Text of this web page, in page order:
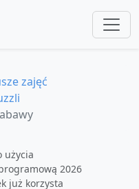
zajęć
użycia
2026
już korzysta